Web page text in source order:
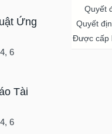
Ứng
6
Tài
6
Quyết
Quyết
Được cấp